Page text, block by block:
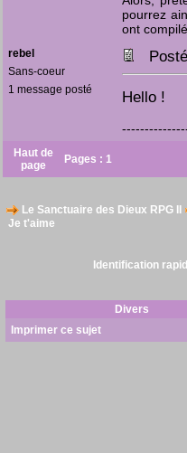
pourrez
ont
rebel
Sans-coeur
1 message posté
Hello !
Haut de
page
Pages : 1
Le Sanctuaire des Dieux RPG II
Je t'aime
Identification
Divers
Imprimer ce sujet